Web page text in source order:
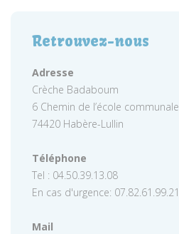
Retrouvez-nous
Adresse
Crèche Badaboum
6 Chemin de l’école communale
74420 Habère-Lullin
Téléphone
Tel : 04.50.39.13.08
En cas d'urgence: 07.82.61.99.21
Mail